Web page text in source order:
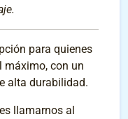
para quienes
máximo, con un
alta durabilidad.
llamarnos al